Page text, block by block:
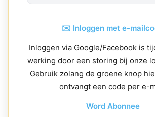
✉️ Inloggen met e-
Inloggen via Google/Facebook is
werking door een storing bij onze
Gebruik zolang de groene knop
ontvangt een code per e-
Word Abonnee